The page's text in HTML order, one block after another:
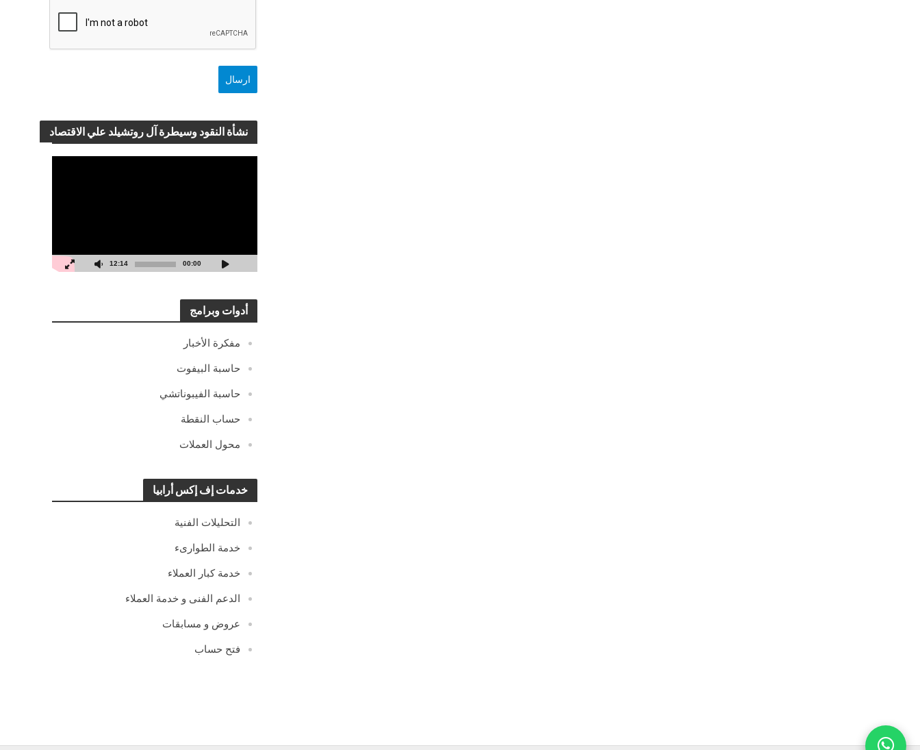
نشأة النقود وسيطرة آل روتشيلد علي الاقتصاد
00:00
12:14
أدوات وبرامج
مفكرة الأخبار
حاسبة البيفوت
حاسبة الفيبوناتشي
حساب النقطة
محول العملات
خدمات إف إكس أرابيا
التحليلات الفنية
خدمة الطوارىء
خدمة كبار العملاء
الدعم الفنى و خدمة العملاء
عروض و مسابقات
فتح حساب